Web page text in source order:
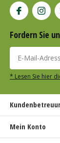
Fordern Sie
* Lesen Sie hier
Mein Konto